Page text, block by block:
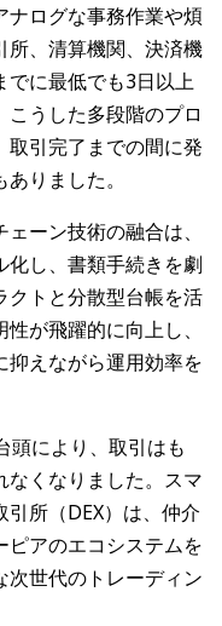
ログな事務作業や煩
所、清算機関、決済機
でに最低でも3日以上
うした多段階のプロ
取引完了までの間に発
りました。
ーン技術の融合は、
化し、書類手続きを劇
クトと分散型台帳を活
が飛躍的に向上し、
抑えながら運用効率を
頭により、取引はも
なくなりました。スマ
所（DEX）は、仲介
アのエコシステムを
世代のトレーディン